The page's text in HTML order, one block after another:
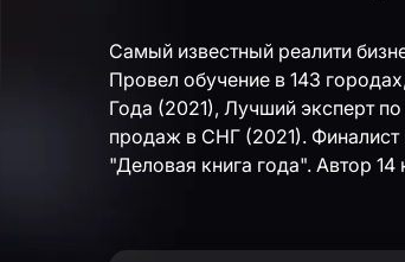
Самый известный реалити
Провел обучение в 143
Года (2021), Лучший эксперт
продаж в СНГ (2021).
"Деловая книга года". Автор 14